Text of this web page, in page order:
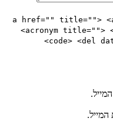
<a href="" title="">
<acronym title="">
<code> <del